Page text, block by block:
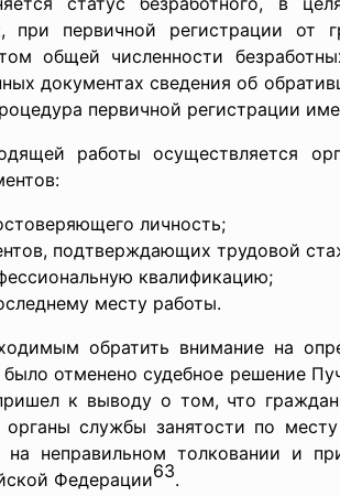
при первичной регистрации от
общей численности
документах сведения об
первичной регистрации
работы осуществляется
личность;
подтверждающих трудовой
квалификацию;
месту работы.
обратить внимание на
отменено судебное решение
к выводу о том, что
органы службы занятости по
неправильном толковании и
Федерации63.